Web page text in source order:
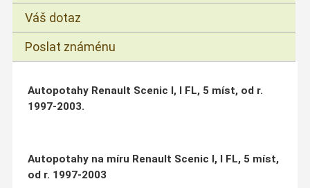
Váš dotaz
Poslat známénu
Autopotahy Renault Scenic I, I FL, 5 míst, od r.
1997-2003.
Autopotahy na míru Renault Scenic I, I FL, 5 míst,
od r. 1997-2003